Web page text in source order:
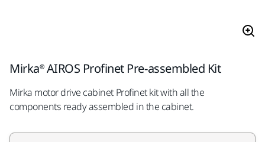
Mirka® AIROS Profinet Pre-assembled Kit
Mirka motor drive cabinet Profinet kit with all the
components ready assembled in the cabinet.